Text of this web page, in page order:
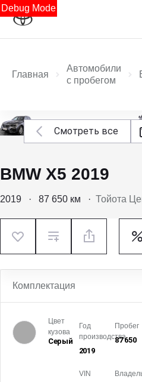
Debug Mode
Главная
Автомобили
с пробегом
Смотреть все
BMW X5 2019
2019 · 87 650 км · Тойота
Комплектация
Цвет
кузова
Серый
Год
производства
2019
Пробег
87 650
VIN